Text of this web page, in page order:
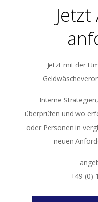
Jetzt mit der
Interne
überprüfen und wo
oder Personen in
neuen
+49 (0)